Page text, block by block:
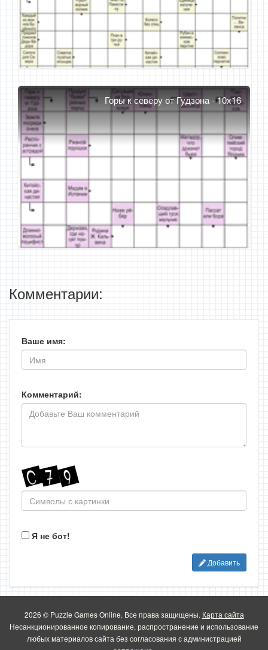
Горы к северу от Гудзона - 10x16
Комментарии:
Ваше имя:
Комментарий:
Я не бот!
Добавить
2026 © Puzzle Games Online. Все права защищены. Карта сайта
Несанкционированное копирование, распространение и использование
любых материалов сайта без согласования с администрацией